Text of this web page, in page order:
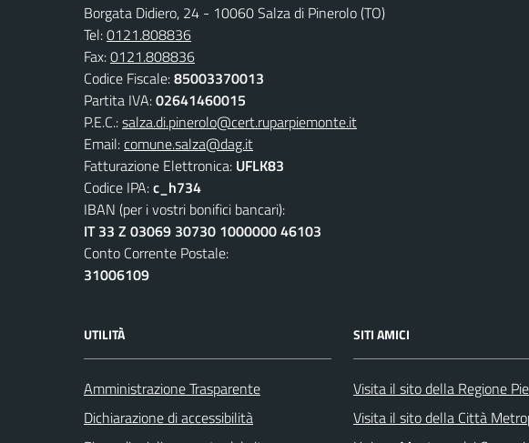
Borgata Didiero, 24 - 10060 Salza di Pinerolo (TO)
Tel:0121.808836
Fax:0121.808836
Codice Fiscale:85003370013
Partita IVA:02641460015
P.E.C.:salza.di.pinerolo@cert.ruparpiemonte.it
Email:comune.salza@dag.it
Fatturazione Elettronica: UFLK83
Codice IPA:c_h734
IBAN (per i vostri bonifici bancari):
IT 33 Z 03069 30730 1000000 46103
Conto Corrente Postale:
31006109
UTILITÀ
Amministrazione Trasparente
Dichiarazione di accessibilità
SITI AMICI
Visita il sito della Regione
Visita il sito della Città